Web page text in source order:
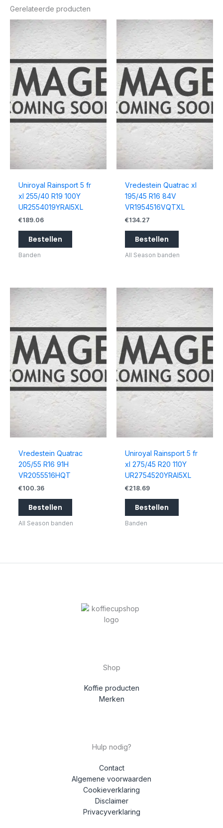
Gerelateerde producten
Uniroyal Rainsport 5 fr
xl 255/40 R19 100Y
UR2554019YRAI5XL
€189.06
Bestellen
Banden
Vredestein Quatrac xl
195/45 R16 84V
VR1954516VQTXL
€134.27
Bestellen
All Season banden
Vredestein Quatrac
205/55 R16 91H
VR2055516HQT
€100.36
Bestellen
All Season banden
Uniroyal Rainsport 5 fr
xl 275/45 R20 110Y
UR2754520YRAI5XL
€218.69
Bestellen
Banden
Shop
Koffie producten
Merken
Hulp nodig?
Contact
Algemene voorwaarden
Cookieverklaring
Disclaimer
Privacyverklaring